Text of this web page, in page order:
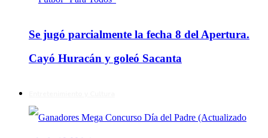
Se jugó parcialmente la fecha 8 del Apertura.
Cayó Huracán y goleó Sacanta